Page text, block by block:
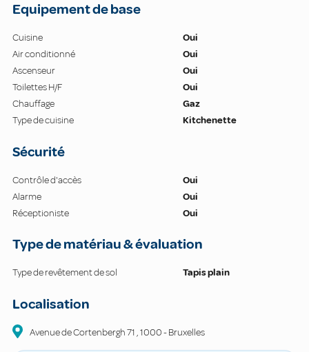
Equipement de base
Cuisine
Oui
Air conditionné
Oui
Ascenseur
Oui
Toilettes H/F
Oui
Chauffage
Gaz
Type de cuisine
Kitchenette
Sécurité
Contrôle d'accès
Oui
Alarme
Oui
Réceptioniste
Oui
Type de matériau & évaluation
Type de revêtement de sol Tapis plain
Localisation
Avenue de Cortenbergh71 ,1000-Bruxelles